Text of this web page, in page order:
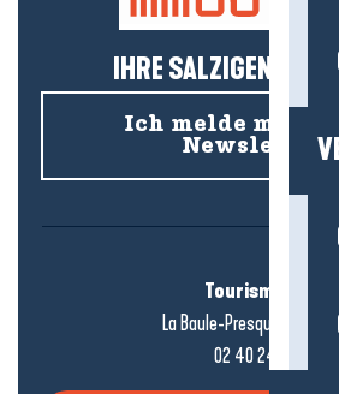
IHRE SALZIGEN
Ich melde mich
Newsletter
Tourismusbüro
La Baule-Presqu'île de
02 40 24 34 44